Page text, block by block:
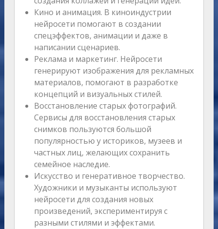
Кино и анимация. В киноиндустрии
нейросети помогают в создании
спецэффектов, анимации и даже в
написании сценариев.
Реклама и маркетинг. Нейросети
генерируют изображения для рекламных
материалов, помогают в разработке
концепций и визуальных стилей.
Восстановление старых фотографий.
Сервисы для восстановления старых
снимков пользуются большой
популярностью у историков, музеев и
частных лиц, желающих сохранить
семейное наследие.
Искусство и генеративное творчество.
Художники и музыканты используют
нейросети для создания новых
произведений, экспериментируя с
разными стилями и эффектами.